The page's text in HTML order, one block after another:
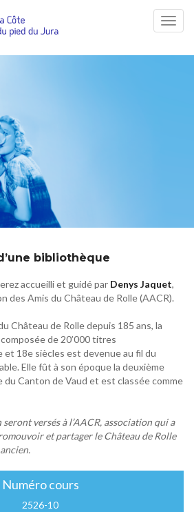
naissance d’une bibliothèque
bibliothèque
accueilli et guidé par Denys Jaquet,
des Amis du Château de Rolle (AACR).
Château de Rolle depuis 185 ans, la
de 20’000 titres
18e siècles est devenue au fil du
Elle fût à son époque la deuxième
Canton de Vaud et est classée comme
versés à l’AACR, association qui a
et partager le Château de Rolle
Numéro cours
2526-10